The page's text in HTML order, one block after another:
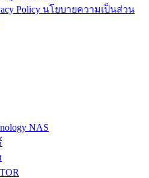
Policy นโยบายความเป็นส่วน
NAS